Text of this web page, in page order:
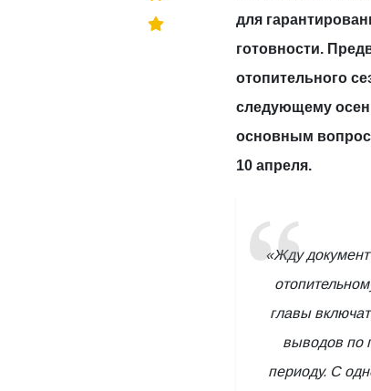
для
готовности.
отопительного
следующему
основным
10 апреля.
«Жду
главы
выводов по
периоду. С